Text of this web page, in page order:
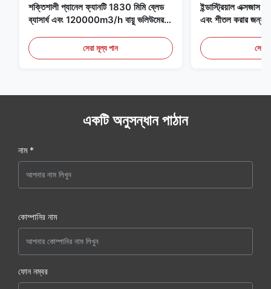
শক্তিশালী প্যানেল ফ্যানটি 1830 মিমি ব্লেড
ব্যাসার্ধ এবং 120000m3/h বায়ু ভলিউমের
হয়েছে
সেরা মূল্য পান
ইন্ডাস্ট্রিয়াল এক্সজাস
এবং শীতল করার জন্য
সেরা
একটি অনুসন্ধান পাঠান
নাম *
কোম্পানির নাম
ফোন নম্বর